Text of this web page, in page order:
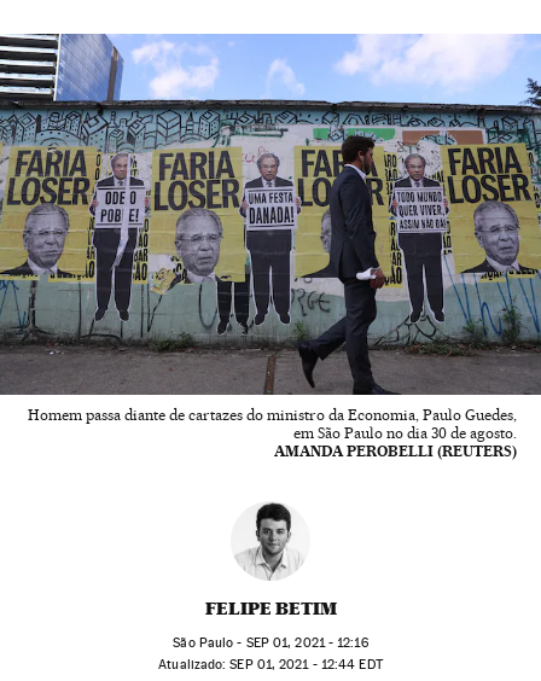
Homem passa diante de cartazes do ministro da Economia, Paulo Guedes,
em São Paulo no dia 30 de agosto.
AMANDA PEROBELLI (REUTERS)
FELIPE BETIM
São Paulo - SEP01, 2021 - 12:16
atualizado: SEP01, 2021 - 12:44 EDT